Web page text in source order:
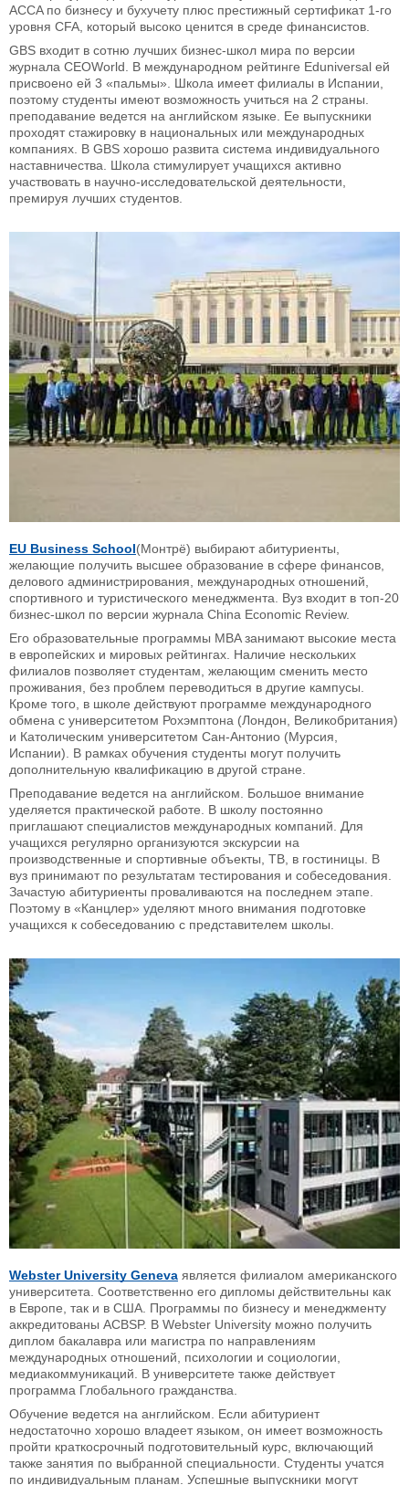
ACCA по бизнесу и бухучету плюс престижный сертификат 1-го
уровня CFA, который высоко ценится в среде финансистов.
GBS входит в сотню лучших бизнес-школ мира по версии
журнала CEOWorld. В международном рейтинге Eduniversal ей
присвоено ей 3 «пальмы». Школа имеет филиалы в Испании,
поэтому студенты имеют возможность учиться на 2 страны.
преподавание ведется на английском языке. Ее выпускники
проходят стажировку в национальных или международных
компаниях. В GBS хорошо развита система индивидуального
наставничества. Школа стимулирует учащихся активно
участвовать в научно-исследовательской деятельности,
премируя лучших студентов.
EU Business School(Монтрё) выбирают абитуриенты,
желающие получить высшее образование в сфере финансов,
делового администрирования, международных отношений,
спортивного и туристического менеджмента. Вуз входит в топ-20
бизнес-школ по версии журнала China Economic Review.
Его образовательные программы MBA занимают высокие места
в европейских и мировых рейтингах. Наличие нескольких
филиалов позволяет студентам, желающим сменить место
проживания, без проблем переводиться в другие кампусы.
Кроме того, в школе действуют программе международного
обмена с университетом Рохэмптона (Лондон, Великобритания)
и Католическим университетом Сан-Антонио (Мурсия,
Испании). В рамках обучения студенты могут получить
дополнительную квалификацию в другой стране.
Преподавание ведется на английском. Большое внимание
уделяется практической работе. В школу постоянно
приглашают специалистов международных компаний. Для
учащихся регулярно организуются экскурсии на
производственные и спортивные объекты, ТВ, в гостиницы. В
вуз принимают по результатам тестирования и собеседования.
Зачастую абитуриенты проваливаются на последнем этапе.
Поэтому в «Канцлер» уделяют много внимания подготовке
учащихся к собеседованию с представителем школы.
Webster University Geneva является филиалом американского
университета. Соответственно его дипломы действительны как
в Европе, так и в США. Программы по бизнесу и менеджменту
аккредитованы ACBSP. В Webster University можно получить
диплом бакалавра или магистра по направлениям
международных отношений, психологии и социологии,
медиакоммуникаций. В университете также действует
программа Глобального гражданства.
Обучение ведется на английском. Если абитуриент
недостаточно хорошо владеет языком, он имеет возможность
пройти краткосрочный подготовительный курс, включающий
также занятия по выбранной специальности. Студенты учатся
по индивидуальным планам. Успешные выпускники могут